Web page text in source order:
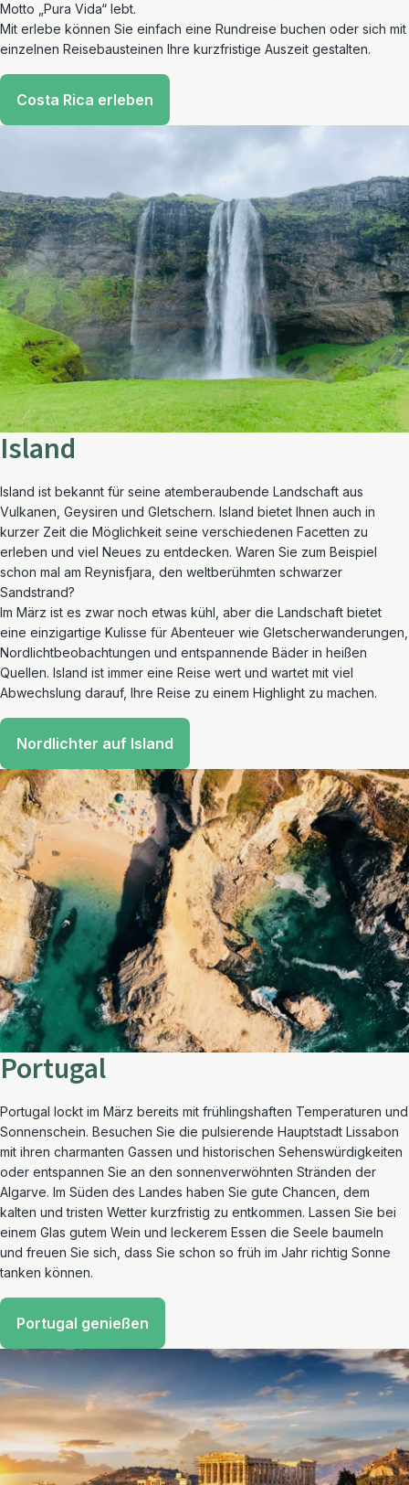
Motto „Pura Vida“ lebt.
Mit erlebe können Sie einfach eine Rundreise buchen oder sich mit
einzelnen Reisebausteinen Ihre kurzfristige Auszeit gestalten.
Costa Rica erleben
Island
Island ist bekannt für seine atemberaubende Landschaft aus
Vulkanen, Geysiren und Gletschern. Island bietet Ihnen auch in
kurzer Zeit die Möglichkeit seine verschiedenen Facetten zu
erleben und viel Neues zu entdecken. Waren Sie zum Beispiel
schon mal am Reynisfjara, den weltberühmten schwarzer
Sandstrand?
Im März ist es zwar noch etwas kühl, aber die Landschaft bietet
eine einzigartige Kulisse für Abenteuer wie Gletscherwanderungen,
Nordlichtbeobachtungen und entspannende Bäder in heißen
Quellen. Island ist immer eine Reise wert und wartet mit viel
Abwechslung darauf, Ihre Reise zu einem Highlight zu machen.
Nordlichter auf Island
Portugal
Portugal lockt im März bereits mit frühlingshaften Temperaturen und
Sonnenschein. Besuchen Sie die pulsierende Hauptstadt Lissabon
mit ihren charmanten Gassen und historischen Sehenswürdigkeiten
oder entspannen Sie an den sonnenverwöhnten Stränden der
Algarve. Im Süden des Landes haben Sie gute Chancen, dem
kalten und tristen Wetter kurzfristig zu entkommen. Lassen Sie bei
einem Glas gutem Wein und leckerem Essen die Seele baumeln
und freuen Sie sich, dass Sie schon so früh im Jahr richtig Sonne
tanken können.
Portugal genießen